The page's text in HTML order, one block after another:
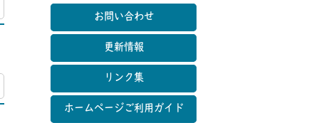
マップ
お問い合わせ
更新情報
リンク集
ホームページご利用ガイド